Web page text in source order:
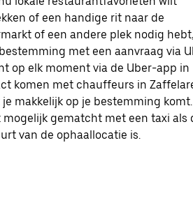
of een handige rit naar de
of een andere plek nodig
met een aanvraag via
op elk moment via de Uber-app in
komen met chauffeurs in
makkelijk op je bestemming
mogelijk gematcht met een taxi als
van de ophaallocatie is.